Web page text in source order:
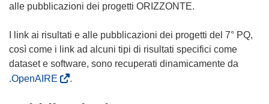
alle pubblicazioni dei progetti ORIZZONTE.
I link ai risultati e alle pubblicazioni dei progetti del 7° PQ,
così come i link ad alcuni tipi di risultati specifici come
dataset e software, sono recuperati dinamicamente da
.OpenAIRE
.